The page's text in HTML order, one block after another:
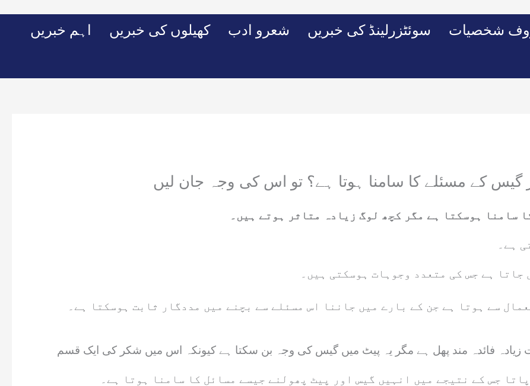
اہم خبریں کھیلوں کی خبریں شعرو ادب سوئٹزرلینڈ کی خبریں شخصیات
گیس کے مسئلے کا سامنا ہوتا ہے؟ تو اس کی وجہ جان لیں
سامنا ہوسکتا ہے مگر کچھ لوگ زیادہ متاثر ہوتے ہیں۔
ہے۔
ہے جس کی متعدد وجوہات ہوسکتی ہیں۔
سے ہوتا ہے جن کے بارے میں جاننا اس مسئلے سے بچنے میں مددگار ثابت ہوسکتا ہے۔
جس کے نتیجے میں انہیں گیس اور پیٹ پھولنے جیسے مسائل کا سامنا ہوتا ہے۔